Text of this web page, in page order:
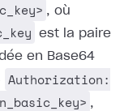
, où
est la paire
en Base64
Authorization:
,